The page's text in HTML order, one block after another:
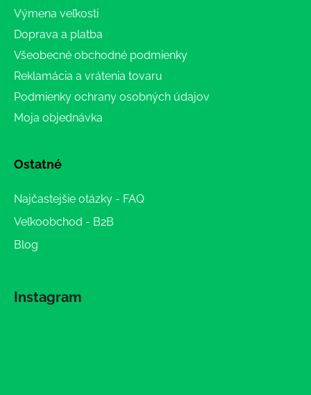
Výmena veľkosti
Doprava a platba
Všeobecné obchodné podmienky
Reklamácia a vrátenia tovaru
Podmienky ochrany osobných údajov
Moja objednávka
Ostatné
Najčastejšie otázky - FAQ
Veľkoobchod - B2B
Blog
Instagram